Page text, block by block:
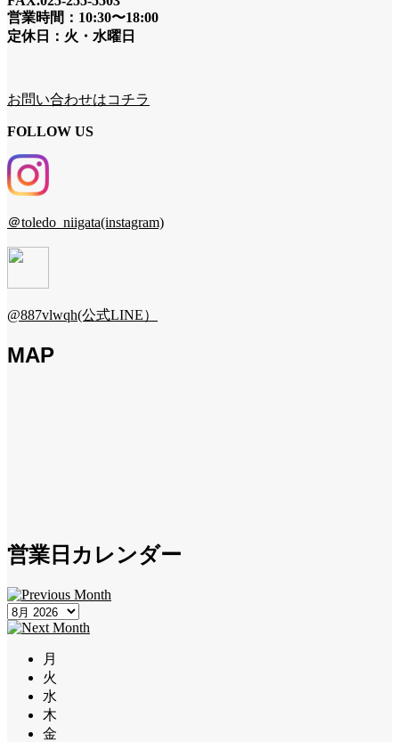
営業時間：10:30〜18:00
定休日：火・水曜日
お問い合わせはコチラ
FOLLOW US
＠toledo_niigata(instagram)
@887vlwqh(公式LINE）
MAP
営業日カレンダー
月
火
水
木
金